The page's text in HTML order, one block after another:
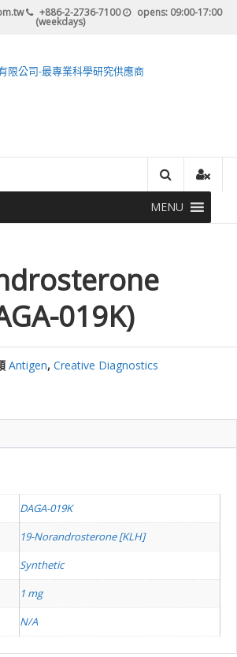
+886-2-2736-7100 opens: 09:00-17:00
(weekdays)
MENU
019K)
Antigen, Creative Diagnostics
DAGA-019K
19-Norandrosterone [KLH]
Synthetic
1 mg
N/A